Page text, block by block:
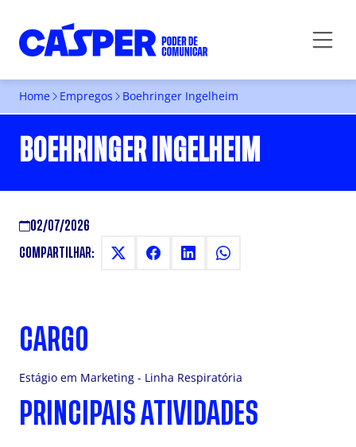
Home Empregos Boehringer Ingelheim
BOEHRINGER INGELHEIM
02/07/2026
COMPARTILHAR:
CARGO
Estágio em Marketing - Linha Respiratória
PRINCIPAIS ATIVIDADES